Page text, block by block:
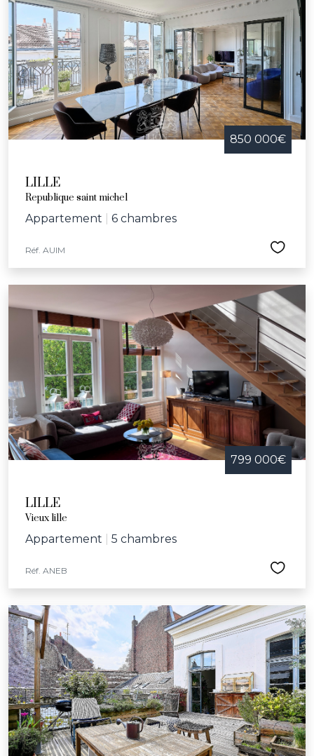
850 000€
LILLE
Republique saint michel
Appartement 6 chambres
Réf. AUIM
799 000€
LILLE
Vieux lille
Appartement 5 chambres
Réf. ANEB